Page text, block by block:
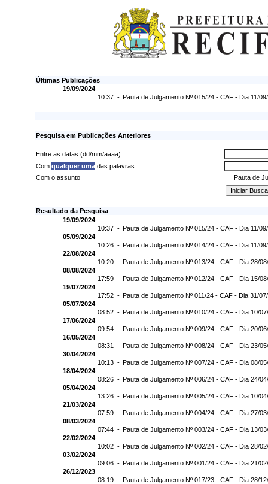
Últimas Publicações
19/09/2024
10:37 - Pauta de Julgamento Nº 015/24 - CAF - Dia 11/
Pesquisa em Publicações Anteriores
Entre as datas (dd/mm/aaaa)
Com qualquer uma das palavras
Com o assunto
Resultado da Pesquisa
19/09/2024
10:37 - Pauta de Julgamento Nº 015/24 - CAF - Dia 11/
05/09/2024
10:26 - Pauta de Julgamento Nº 014/24 - CAF - Dia 11/
22/08/2024
10:20 - Pauta de Julgamento Nº 013/24 - CAF - Dia 28/
08/08/2024
17:59 - Pauta de Julgamento Nº 012/24 - CAF - Dia 15/
19/07/2024
17:52 - Pauta de Julgamento Nº 011/24 - CAF - Dia 31/
05/07/2024
08:52 - Pauta de Julgamento Nº 010/24 - CAF - Dia 10/
17/06/2024
09:54 - Pauta de Julgamento Nº 009/24 - CAF - Dia 20/
16/05/2024
08:31 - Pauta de Julgamento Nº 008/24 - CAF - Dia 23/
30/04/2024
10:13 - Pauta de Julgamento Nº 007/24 - CAF - Dia 08/
18/04/2024
08:26 - Pauta de Julgamento Nº 006/24 - CAF - Dia 24/
05/04/2024
13:26 - Pauta de Julgamento Nº 005/24 - CAF - Dia 10/
21/03/2024
07:59 - Pauta de Julgamento Nº 004/24 - CAF - Dia 27/
08/03/2024
07:44 - Pauta de Julgamento Nº 003/24 - CAF - Dia 13/
22/02/2024
10:02 - Pauta de Julgamento Nº 002/24 - CAF - Dia 28/
03/02/2024
09:06 - Pauta de Julgamento Nº 001/24 - CAF - Dia 21/
26/12/2023
08:19 - Pauta de Julgamento Nº 017/23 - CAF - Dia 28/